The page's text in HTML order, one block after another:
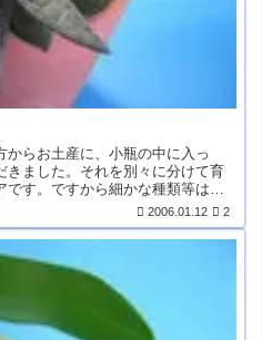
からお土産に、小瓶の中に入っ
きました。それを別々に分けて育
す。ですから細かな種類等はわ
2006.01.12 2